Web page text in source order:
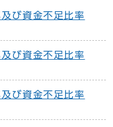
び資金不足比率
び資金不足比率
び資金不足比率